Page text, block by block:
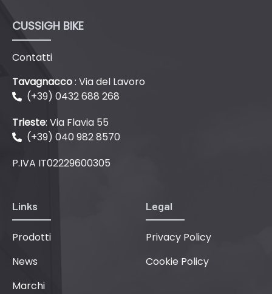
CUSSIGH BIKE
Contatti
Tavagnacco: Via del Lavoro
(+39) 0432 688 268
Trieste: Via Flavia 55
(+39) 040 982 8570
P.IVA IT02229600305
Links
Prodotti
News
Marchi
Legal
Privacy Policy
Cookie Policy